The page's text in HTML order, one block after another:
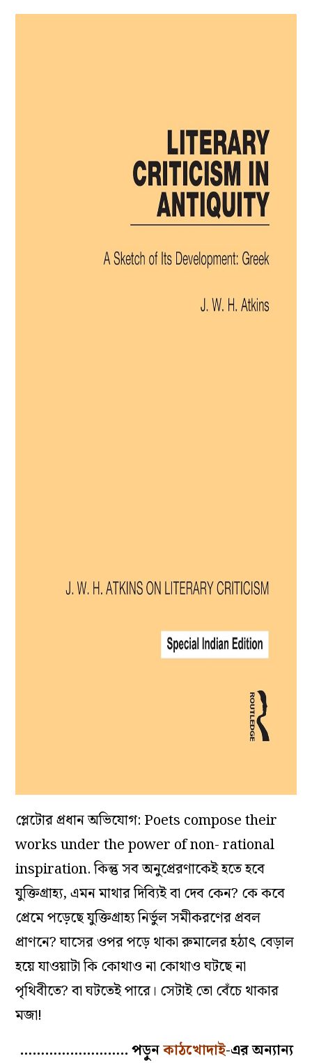
প্লেটোর প্রধান অভিযোগ: Poets compose their
works under the power of non- rational
inspiration. কিন্তু সব অনুপ্রেরণাকেই হতে হবে
যুক্তিগ্রাহ্য, এমন মাথার দিব্যিই বা দেব কেন? কে কবে
প্রেমে পড়েছে যুক্তিগ্রাহ্য নির্ভুল সমীকরণের প্রবল
প্রাণনে? ঘাসের ওপর পড়ে থাকা রুমালের হঠাৎ বেড়াল
হয়ে যাওয়াটা কি কোথাও না কোথাও ঘটছে না
পৃথিবীতে? বা ঘটতেই পারে। সেটাই তো বেঁচে থাকার
মজা!
…………………….. পড়ুনকাঠখোদাই-এর অন্যান্য